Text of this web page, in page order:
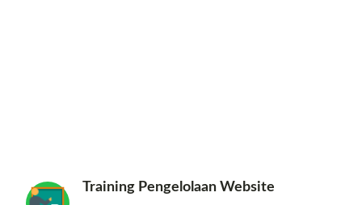
Training Pengelolaan Website